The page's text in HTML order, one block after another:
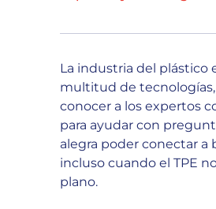
La industria del plástico
multitud de
conocer a los expertos
para ayudar con
alegra poder conectar a
incluso cuando el TPE
plano.